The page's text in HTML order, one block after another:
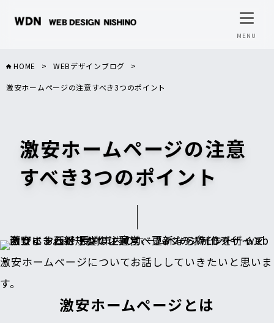
HOME > WEBデザインブログ >
激安ホームページの注意すべき3つのポイント
激安ホームページの注意
すべき3つのポイント
激安ホームページについてお話ししていきたいと思いま
す。
激安ホームページとは